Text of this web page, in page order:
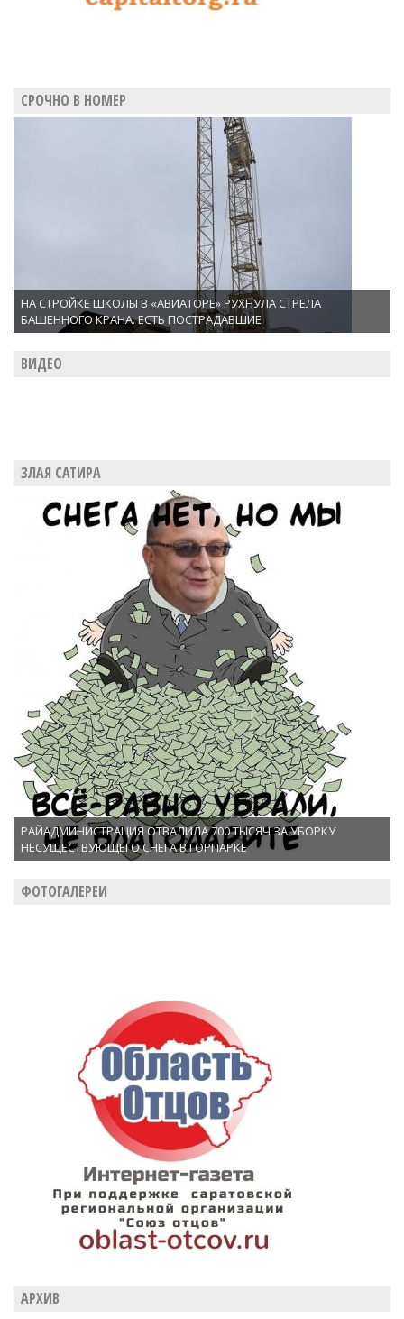
СРОЧНО В НОМЕР
НА СТРОЙКЕ ШКОЛЫ В «АВИАТОРЕ» РУХНУЛА СТРЕЛА
БАШЕННОГО КРАНА. ЕСТЬ ПОСТРАДАВШИЕ
ВИДЕО
ЗЛАЯ САТИРА
РАЙАДМИНИСТРАЦИЯ ОТВАЛИЛА 700 ТЫСЯЧ ЗА УБОРКУ
НЕСУЩЕСТВУЮЩЕГО СНЕГА В ГОРПАРКЕ
ФОТОГАЛЕРЕИ
АРХИВ